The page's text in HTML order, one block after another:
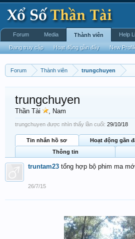
Forum Thành viên trungchuyen
trungchuyen
Thần Tài , Nam
trungchuyen được nhìn thấy lần cuối: 29/10/18
Tin nhắn hồ sơ Hoạt động gần
Thông tin
truntam23 tổng hợp bộ phim ma
26/7/15
Forum Media Thành viên
Đang truy cập Hoạt động gần đây New
Help